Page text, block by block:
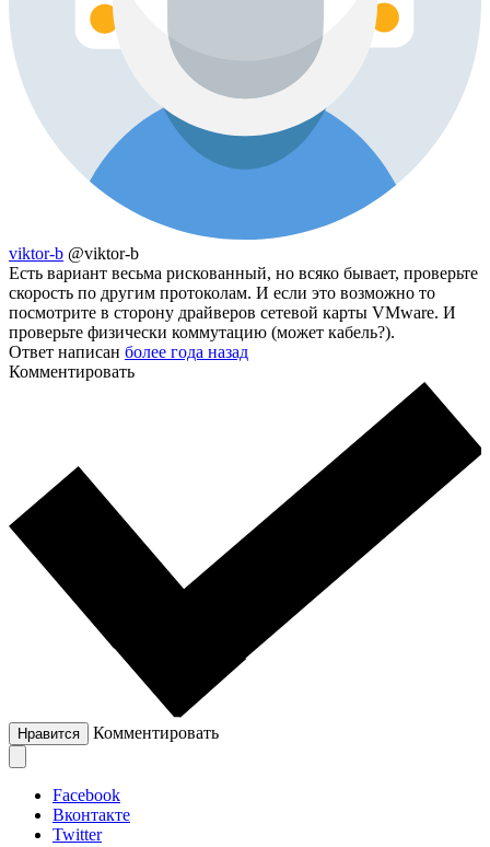
viktor-b @viktor-b
Есть вариант весьма рискованный, но всяко бывает, проверьте
скорость по другим протоколам. И если это возможно то
посмотрите в сторону драйверов сетевой карты VMware. И
проверьте физически коммутацию (может кабель?).
Ответ написан более года назад
Комментировать
Нравится Комментировать
Facebook
Вконтакте
Twitter